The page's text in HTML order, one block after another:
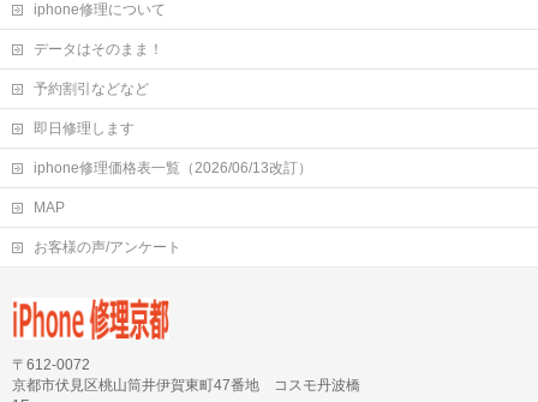
iphone修理について
データはそのまま！
予約割引などなど
即日修理します
iphone修理価格表一覧（2026/06/13改訂）
MAP
お客様の声/アンケート
〒612-0072
京都市伏見区桃山筒井伊賀東町47番地 コスモ丹波橋